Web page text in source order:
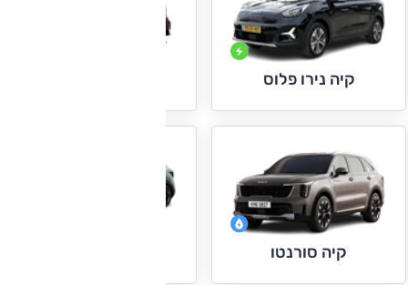
קיה נירו פלוס
קיה סורנטו